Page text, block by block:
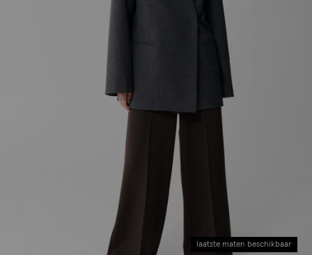
laatste maten beschikbaar